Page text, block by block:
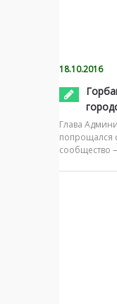
18.10.2016
Глава
попрощался
сообщество